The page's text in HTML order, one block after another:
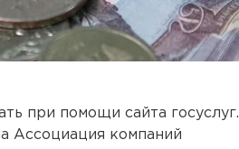
при помощи сайта госуслуг.
Ассоциация компаний